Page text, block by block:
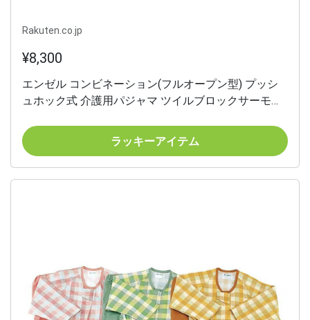
Rakuten.co.jp
¥8,300
エンゼル コンビネーション(フルオープン型) プッシ
ュホック式 介護用パジャマ ツイルブロックサーモン
ラッキーアイテム